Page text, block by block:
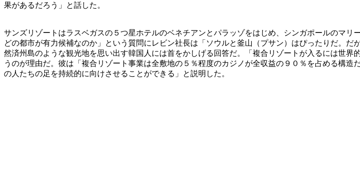
果があるだろう」と話した。
サンズリゾートはラスベガスの５つ星ホテルのベネチアンとパラッゾをはじめ、シンガポールのマ
どの都市が有力候補なのか」という質問にレビン社長は「ソウルと釜山（プサン）はぴったりだ。
然済州島のような観光地を思い出す韓国人には首をかしげる回答だ。「複合リゾートが入るには世
うのが理由だ。彼は「複合リゾート事業は全敷地の５％程度のカジノが全収益の９０％を占める構
の人たちの足を持続的に向けさせることができる」と説明した。